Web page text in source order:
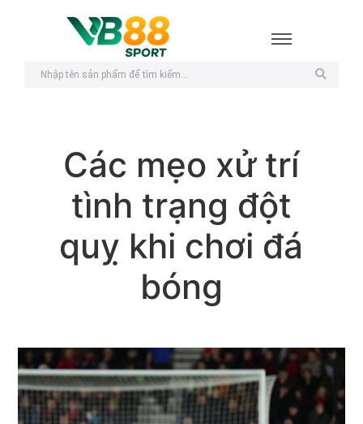
Các mẹo xử trí
tình trạng đột
quỵ khi chơi đá
bóng